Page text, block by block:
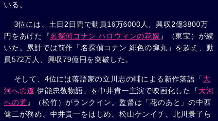
いる。
3位には、土日2日間で動員16万6000人、興収2億3800万
円をあげた『名探偵コナン ハロウィンの花嫁 』（東宝）が続
いた。累計では前作「名探偵コナン 緋色の弾丸」を超え、動
員572万人、興収79億円を突破した。
そして、4位には落語家の立川志の輔による新作落語「大
河への道 伊能忠敬物語」を中井貴一主演で映画化した『大河
への道 』（松竹）がランクイン。監督は「花のあと」の中西
健二が務め、中井貴一をはじめ、松山ケンイチ、北川景子ら